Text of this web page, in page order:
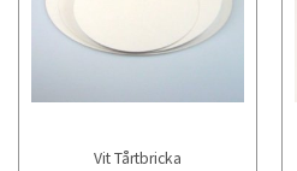
Vit Tårtbricka